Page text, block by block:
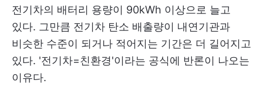
전기차의 배터리 용량이 90kWh 이상으로 늘고
있다. 그만큼 전기차 탄소 배출량이 내연기관과
비슷한 수준이 되거나 적어지는 기간은 더 길어지고
있다. '전기차=친환경'이라는 공식에 반론이 나오는
이유다.